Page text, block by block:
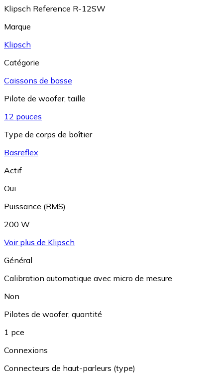
Klipsch Reference R-12SW
Marque
Klipsch
Catégorie
Caissons de basse
Pilote de woofer, taille
12 pouces
Type de corps de boîtier
Basreflex
Actif
Oui
Puissance (RMS)
200 W
Voir plus de Klipsch
Général
Calibration automatique avec micro de mesure
Non
Pilotes de woofer, quantité
1 pce
Connexions
Connecteurs de haut-parleurs (type)